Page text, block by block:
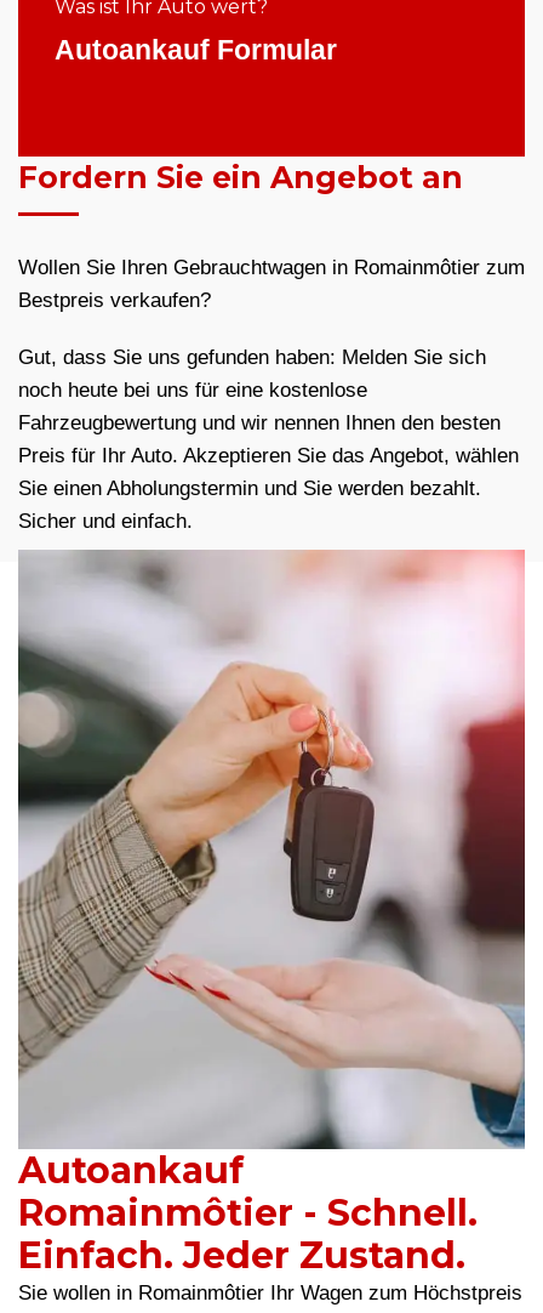
Was ist Ihr Auto wert?
Autoankauf Formular
Fordern Sie ein Angebot an
Wollen Sie Ihren Gebrauchtwagen in Romainmôtier zum
Bestpreis verkaufen?
Gut, dass Sie uns gefunden haben: Melden Sie sich
noch heute bei uns für eine kostenlose
Fahrzeugbewertung und wir nennen Ihnen den besten
Preis für Ihr Auto. Akzeptieren Sie das Angebot, wählen
Sie einen Abholungstermin und Sie werden bezahlt.
Sicher und einfach.
Autoankauf
Romainmôtier - Schnell.
Einfach. Jeder Zustand.
Sie wollen in Romainmôtier Ihr Wagen zum Höchstpreis